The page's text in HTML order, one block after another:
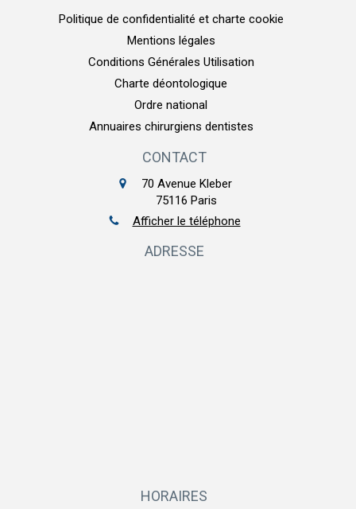
Politique de confidentialité et charte cookie
Mentions légales
Conditions Générales Utilisation
Charte déontologique
Ordre national
Annuaires chirurgiens dentistes
CONTACT
70 Avenue Kleber
75116 Paris
Afficher le téléphone
ADRESSE
HORAIRES